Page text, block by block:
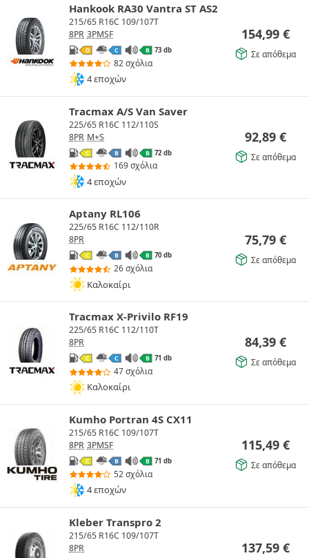
Hankook RA30 Vantra ST AS2
215/65 R16C 109/107T
8PR 3PMSF
D C B 73 db
82 σχόλια
4 εποχών
154,99 €
Σε απόθεμα
Tracmax A/S Van Saver
225/65 R16C 112/110S
8PR M+S
C B B 72 db
169 σχόλια
4 εποχών
92,89 €
Σε απόθεμα
Aptany RL106
225/65 R16C 112/110R
8PR
C B B 70 db
26 σχόλια
Καλοκαίρι
75,79 €
Σε απόθεμα
Tracmax X-Privilo RF19
225/65 R16C 112/110T
8PR
C C B 71 db
47 σχόλια
Καλοκαίρι
84,39 €
Σε απόθεμα
Kumho Portran 4S CX11
215/65 R16C 109/107T
8PR 3PMSF
C B B 71 db
52 σχόλια
4 εποχών
115,49 €
Σε απόθεμα
Kleber Transpro 2
215/65 R16C 109/107T
8PR
137,59 €